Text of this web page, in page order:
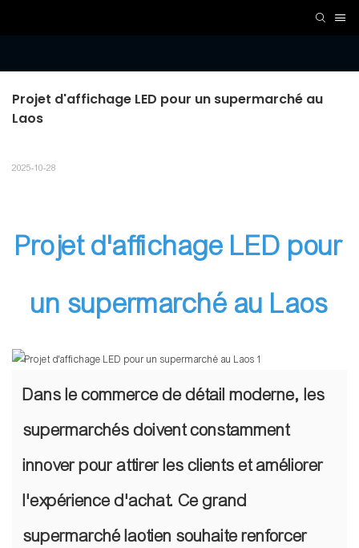
Projet d'affichage LED pour un supermarché au
Laos
2025-10-28
Projet d'affichage LED pour
un supermarché au Laos
Dans le commerce de détail moderne, les
supermarchés doivent constamment
innover pour attirer les clients et améliorer
l'expérience d'achat. Ce grand
supermarché laotien souhaite renforcer